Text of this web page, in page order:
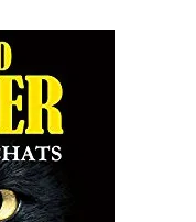
Tommy
Wallach